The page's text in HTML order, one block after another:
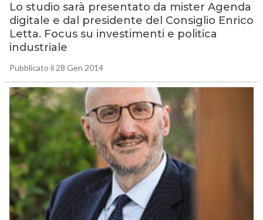
Lo studio sarà presentato da mister Agenda
digitale e dal presidente del Consiglio Enrico
Letta. Focus su investimenti e politica
industriale
Pubblicato il 28 Gen 2014